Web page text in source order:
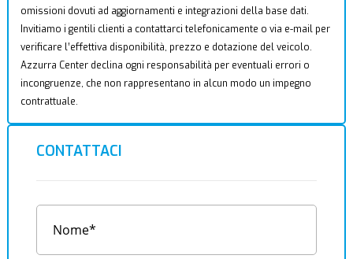
omissioni dovuti ad aggiornamenti e integrazioni della base dati.
Invitiamo i gentili clienti a contattarci telefonicamente o via e-mail per
verificare l’effettiva disponibilità, prezzo e dotazione del veicolo.
Azzurra Center declina ogni responsabilità per eventuali errori o
incongruenze, che non rappresentano in alcun modo un impegno
contrattuale.
CONTATTACI